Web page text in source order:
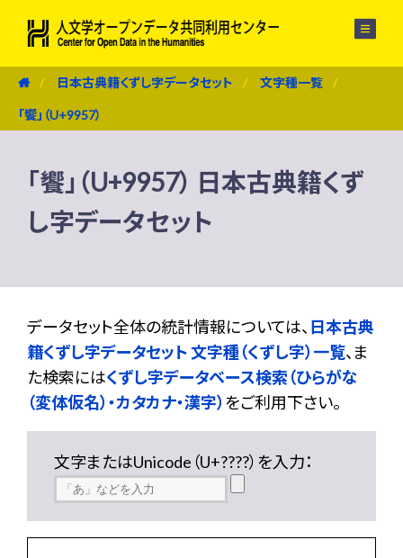
日本古典籍くずし字データセット 文字種一覧
「饗」（U+9957）
「饗」（U+9957） 日本古典籍くず
し字データセット
データセット全体の統計情報については、 日本古典
籍くずし字データセット 文字種（くずし字）一覧、ま
た検索にはくずし字データベース検索（ひらがな
（変体仮名）・カタカナ・漢字） をご利用下さい。
文字またはUnicode（U+????）を入力：